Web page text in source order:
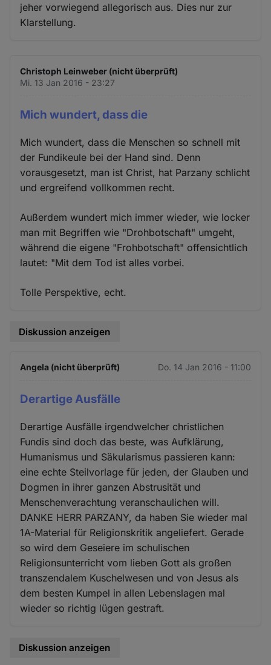
jeher vorwiegend allegorisch aus. Dies nur zur
Klarstellung.
Christoph Leinweber (nicht überprüft)
Mi. 13 Jan 2016 - 23:27
Mich wundert, dass die
Mich wundert, dass die Menschen so schnell mit
der Fundikeule bei der Hand sind. Denn
vorausgesetzt, man ist Christ, hat Parzany schlicht
und ergreifend vollkommen recht.
Außerdem wundert mich immer wieder, wie locker
man mit Begriffen wie "Drohbotschaft" umgeht,
während die eigene "Frohbotschaft" offensichtlich
lautet: "Mit dem Tod ist alles vorbei.
Tolle Perspektive, echt.
Diskussion anzeigen
Angela (nicht überprüft) Do. 14 Jan 2016 - 11:00
Derartige Ausfälle
Derartige Ausfälle irgendwelcher christlichen
Fundis sind doch das beste, was Aufklärung,
Humanismus und Säkularismus passieren kann:
eine echte Steilvorlage für jeden, der Glauben und
Dogmen in ihrer ganzen Abstrusität und
Menschenverachtung veranschaulichen will.
DANKE HERR PARZANY, da haben Sie wieder mal
1A-Material für Religionskritik angeliefert. Gerade
so wird dem Geseiere im schulischen
Religionsunterricht vom lieben Gott als großen
transzendalem Kuschelwesen und von Jesus als
dem besten Kumpel in allen Lebenslagen mal
wieder so richtig lügen gestraft.
Diskussion anzeigen